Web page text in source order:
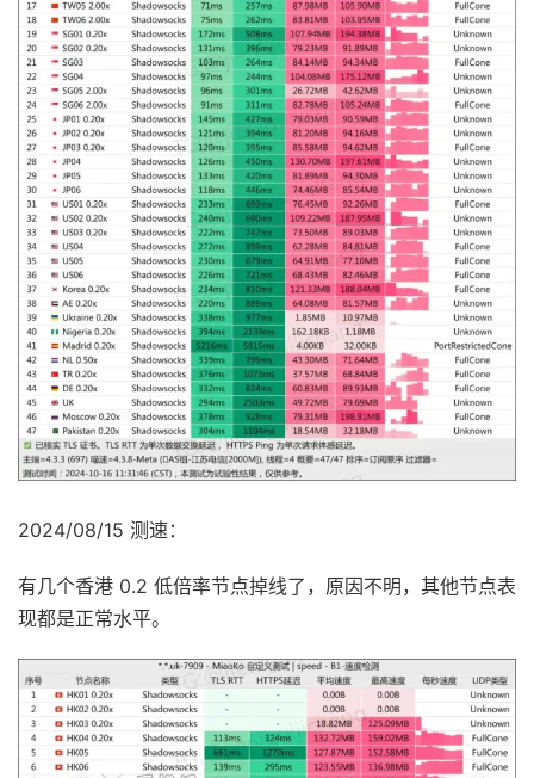
2024/08/15 测速：
有几个香港 0.2 低倍率节点掉线了，原因不明，其他节点表
现都是正常水平。